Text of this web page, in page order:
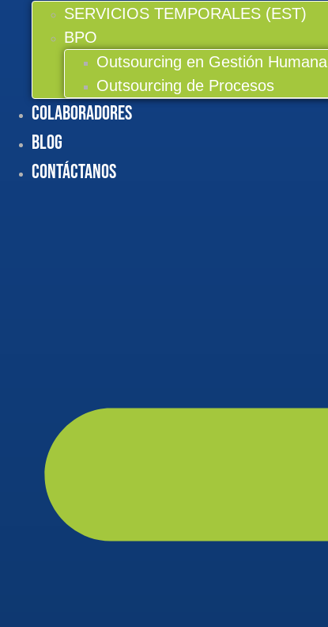
SERVICIOS TEMPORALES (EST)
BPO
Outsourcing en Gestión Humana
Outsourcing de Procesos
Colaboradores
BLOG
Contáctanos